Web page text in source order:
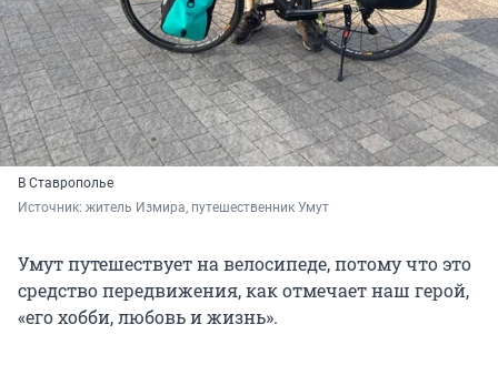
В Ставрополье
Источник: житель Измира, путешественник Умут
Умут путешествует на велосипеде, потому что это
средство передвижения, как отмечает наш герой,
«его хобби, любовь и жизнь».